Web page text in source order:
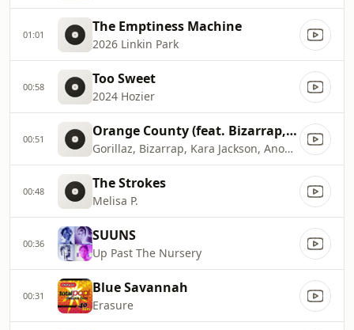
01:01 The Emptiness Machine
2026 Linkin Park
00:58 Too Sweet
2024 Hozier
00:51 Orange County (feat. Bizarrap, Kara Jackson and Anoushka Shankar)
Gorillaz, Bizarrap, Kara Jackson, Anoushka Shankar, Damon Albarn, Gonzalo Conde, Santiago Alvarado
00:48 The Strokes
Melisa P.
00:36 SUUNS
Up Past The Nursery
00:31 Blue Savannah
Erasure